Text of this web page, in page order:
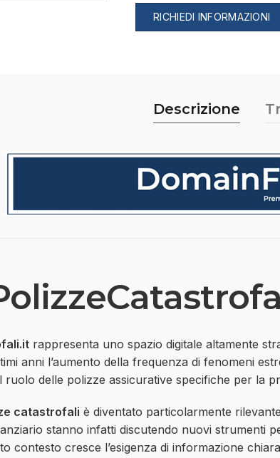
RICHIEDI INFORMAZIONI
Descrizione
rappresenta uno spazio digitale altamente
anni l’aumento della frequenza di fenomeni
ruolo delle polizze assicurative specifiche per la
catastrofali è diventato particolarmente
stanno infatti discutendo nuovi strumenti
contesto cresce l’esigenza di informazione